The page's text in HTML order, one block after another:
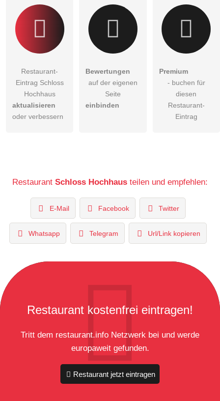
Restaurant-
Eintrag Schloss
Hochhaus
aktualisieren
oder verbessern
Bewertungen
auf der eigenen
Seite
einbinden
Premium
- buchen für
diesen
Restaurant-
Eintrag
Restaurant Schloss Hochhaus teilen und empfehlen:
E-Mail Facebook Twitter
Whatsapp Telegram Url/Link kopieren
Restaurant kostenfrei eintragen!
Tritt dem restaurant.info Netzwerk bei und werde
europaweit gefunden.
Restaurant jetzt eintragen